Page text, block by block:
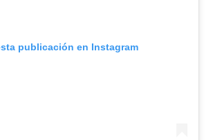
publicación en Instagram